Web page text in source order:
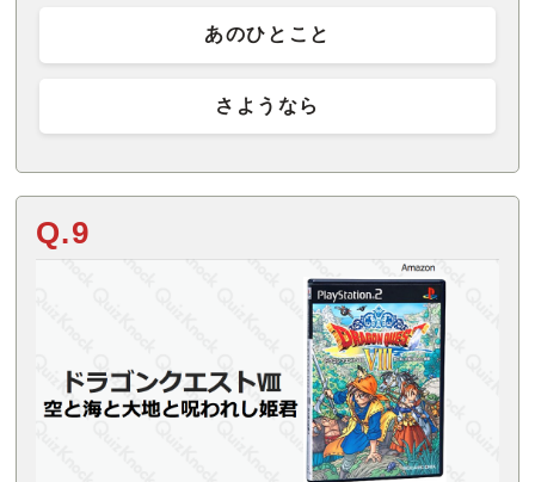
あのひとこと
さようなら
Q.9